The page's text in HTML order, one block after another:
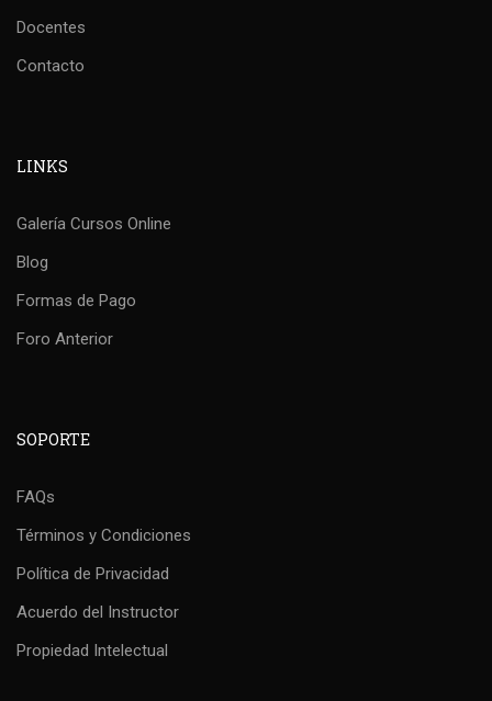
Docentes
Contacto
LINKS
Galería Cursos Online
Blog
Formas de Pago
Foro Anterior
SOPORTE
FAQs
Términos y Condiciones
Política de Privacidad
Acuerdo del Instructor
Propiedad Intelectual